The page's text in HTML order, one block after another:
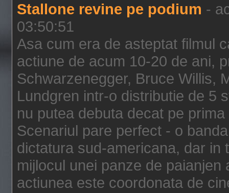
Stallone revine pe podium -
03:50:51
Asa cum era de asteptat filmul
actiune de acum 10-20 de ani,
Schwarzenegger, Bruce Willis,
Lundgren intr-o distributie de 5
nu putea debuta decat pe
Scenariul pare perfect - o
dictatura sud-americana, dar in
mijlocul unei panze de
actiunea este coordonata de